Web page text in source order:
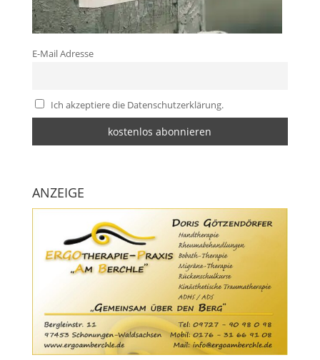
E-Mail Adresse
Ich akzeptiere die Datenschutzerklärung.
ANZEIGE